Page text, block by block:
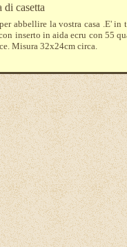
di casetta
abbellire la vostra casa .E' in
inserto in aida ecru con 55
Misura 32x24cm circa.